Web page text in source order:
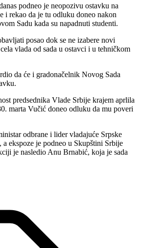
podneo je neopozivu ostavku na
i rekao da je tu odluku doneo nakon
Sadu kada su napadnuti studenti.
posao dok se ne izabere novi
vlada od sada u ostavci i u tehničkom
da će i gradonačelnik Novog Sada
predsednika Vlade Srbije krajem aprlila
marta Vučić doneo odluku da mu poveri
odbrane i lider vladajuće Srpske
a ekspoze je podneo u Skupštini Srbije
je nasledio Anu Brnabić, koja je sada